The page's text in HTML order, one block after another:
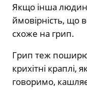
Якщо інша
ймовірність, що
схоже на грип.
Грип теж
крихітні краплі,
говоримо,